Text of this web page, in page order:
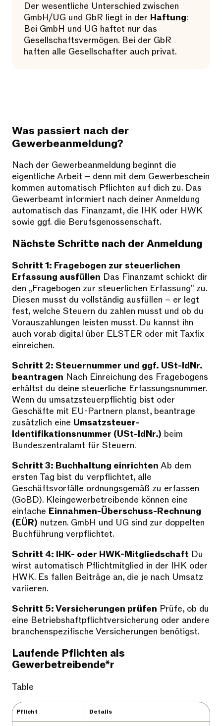
Der wesentliche Unterschied zwischen
GmbH/UG und GbR liegt in der Haftung:
Bei GmbH und UG haftet nur das
Gesellschaftsvermögen. Bei der GbR
haften alle Gesellschafter auch privat.
Was passiert nach der
Gewerbeanmeldung?
Nach der Gewerbeanmeldung beginnt die
eigentliche Arbeit – denn mit dem Gewerbeschein
kommen automatisch Pflichten auf dich zu. Das
Gewerbeamt informiert nach deiner Anmeldung
automatisch das Finanzamt, die IHK oder HWK
sowie ggf. die Berufsgenossenschaft.
Nächste Schritte nach der Anmeldung
Schritt 1: Fragebogen zur steuerlichen
Erfassung ausfüllen Das Finanzamt schickt dir
den „Fragebogen zur steuerlichen Erfassung" zu.
Diesen musst du vollständig ausfüllen – er legt
fest, welche Steuern du zahlen musst und ob du
Vorauszahlungen leisten musst. Du kannst ihn
auch vorab digital über ELSTER oder mit Taxfix
einreichen.
Schritt 2: Steuernummer und ggf. USt-IdNr.
beantragen Nach Einreichung des Fragebogens
erhältst du deine steuerliche Erfassungsnummer.
Wenn du umsatzsteuerpflichtig bist oder
Geschäfte mit EU-Partnern planst, beantrage
zusätzlich eine Umsatzsteuer-
Identifikationsnummer (USt-IdNr.) beim
Bundeszentralamt für Steuern.
Schritt 3: Buchhaltung einrichten Ab dem
ersten Tag bist du verpflichtet, alle
Geschäftsvorfälle ordnungsgemäß zu erfassen
(GoBD). Kleingewerbetreibende können eine
einfache Einnahmen-Überschuss-Rechnung
(EÜR) nutzen. GmbH und UG sind zur doppelten
Buchführung verpflichtet.
Schritt 4: IHK- oder HWK-Mitgliedschaft Du
wirst automatisch Pflichtmitglied in der IHK oder
HWK. Es fallen Beiträge an, die je nach Umsatz
variieren.
Schritt 5: Versicherungen prüfen Prüfe, ob du
eine Betriebshaftpflichtversicherung oder andere
branchenspezifische Versicherungen benötigst.
Laufende Pflichten als
Gewerbetreibende*r
Table
Pflicht Details